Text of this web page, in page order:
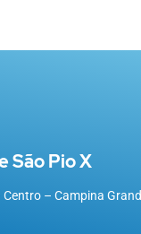
São Pio X
– Campina